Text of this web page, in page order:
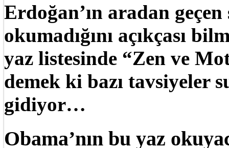
Erdoğan’ın aradan
okumadığını açıkçası
yaz listesinde “Zen ve
demek ki bazı tavsiyeler
gidiyor…
Obama’nın bu yaz